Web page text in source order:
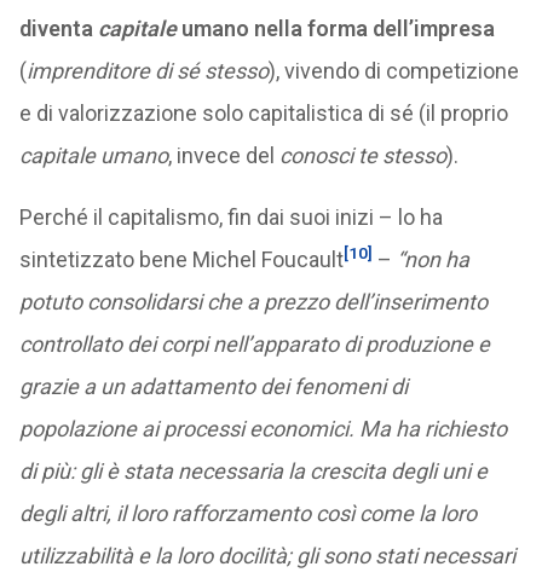
diventa capitaleumano nella forma dell’impresa
(imprenditore di sé stesso), vivendo di competizione
e di valorizzazione solo capitalistica di sé (il proprio
capitale umano, invece del conosci te stesso).
Perché il capitalismo, fin dai suoi inizi – lo ha
sintetizzato bene Michel Foucault[10] – “non ha
potuto consolidarsi che a prezzo dell’inserimento
controllato dei corpi nell’apparato di produzione e
grazie a un adattamento dei fenomeni di
popolazione ai processi economici. Ma ha richiesto
di più: gli è stata necessaria la crescita degli uni e
degli altri, il loro rafforzamento così come la loro
utilizzabilità e la loro docilità; gli sono stati necessari